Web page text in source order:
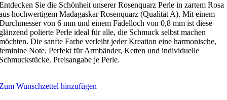
Sie die Schönheit unserer Rosenquarz Perle in zartem Rosa
hochwertigem Madagaskar Rosenquarz (Qualität A). Mit einem
von 6 mm und einem Fädelloch von 0,8 mm ist diese
polierte Perle ideal für alle, die Schmuck selbst machen
Die sanfte Farbe verleiht jeder Kreation eine harmonische,
Note. Perfekt für Armbänder, Ketten und individuelle
Preisangabe je Perle.
Wunschzettel hinzufügen